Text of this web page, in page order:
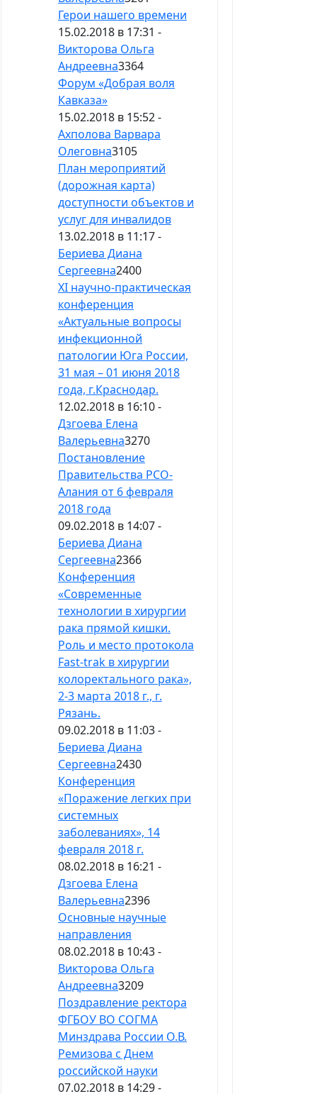
Герои нашего времени
15.02.2018 в 17:31 -
Викторова Ольга
Андреевна3364
Форум «Добрая воля
Кавказа»
15.02.2018 в 15:52 -
Ахполова Варвара
Олеговна3105
План мероприятий
(дорожная карта)
доступности объектов и
услуг для инвалидов
13.02.2018 в 11:17 -
Бериева Диана
Сергеевна2400
XI научно-практическая
конференция
«Актуальные вопросы
инфекционной
патологии Юга России,
31 мая – 01 июня 2018
года, г.Краснодар.
12.02.2018 в 16:10 -
Дзгоева Елена
Валерьевна3270
Постановление
Правительства РСО-
Алания от 6 февраля
2018 года
09.02.2018 в 14:07 -
Бериева Диана
Сергеевна2366
Конференция
«Современные
технологии в хирургии
рака прямой кишки.
Роль и место протокола
Fast-trak в хирургии
колоректального рака»,
2-3 марта 2018 г., г.
Рязань.
09.02.2018 в 11:03 -
Бериева Диана
Сергеевна2430
Конференция
«Поражение легких при
системных
заболеваниях», 14
февраля 2018 г.
08.02.2018 в 16:21 -
Дзгоева Елена
Валерьевна2396
Основные научные
направления
08.02.2018 в 10:43 -
Викторова Ольга
Андреевна3209
Поздравление ректора
ФГБОУ ВО СОГМА
Минздрава России О.В.
Ремизова с Днем
российской науки
07.02.2018 в 14:29 -